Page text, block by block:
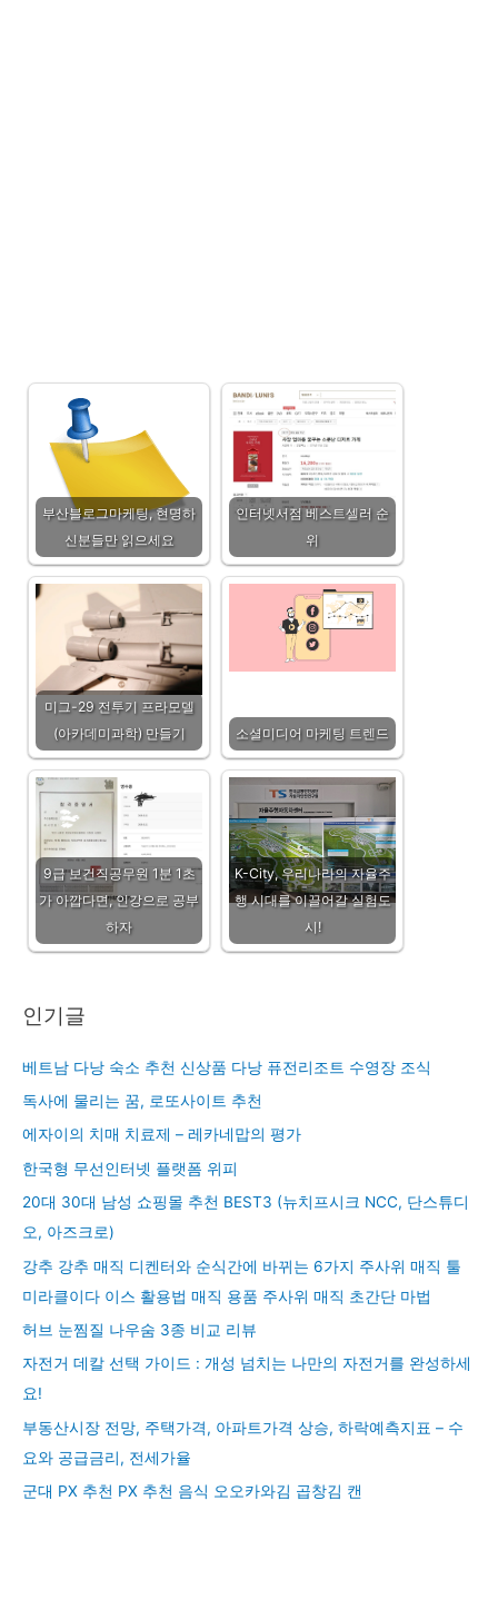
부산블로그마케팅, 현명하
신분들만 읽으세요
인터넷서점 베스트셀러 순
위
미그-29 전투기 프라모델
(아카데미과학) 만들기
소셜미디어 마케팅 트렌드
9급 보건직공무원 1분 1초
가 아깝다면, 인강으로 공부
하자
K-City, 우리나라의 자율주
행 시대를 이끌어갈 실험도
시!
인기글
베트남 다낭 숙소 추천 신상품 다낭 퓨전리조트 수영장 조식
독사에 물리는 꿈, 로또사이트 추천
에자이의 치매 치료제 – 레카네맙의 평가
한국형 무선인터넷 플랫폼 위피
20대 30대 남성 쇼핑몰 추천 BEST3 (뉴치프시크 NCC, 단스튜디
오, 아즈크로)
강추 강추 매직 디켄터와 순식간에 바뀌는 6가지 주사위 매직 툴
미라클이다 이스 활용법 매직 용품 주사위 매직 초간단 마법
허브 눈찜질 나우숨 3종 비교 리뷰
자전거 데칼 선택 가이드 : 개성 넘치는 나만의 자전거를 완성하세
요!
부동산시장 전망, 주택가격, 아파트가격 상승, 하락예측지표 – 수
요와 공급금리, 전세가율
군대 PX 추천 PX 추천 음식 오오카와김 곱창김 캔